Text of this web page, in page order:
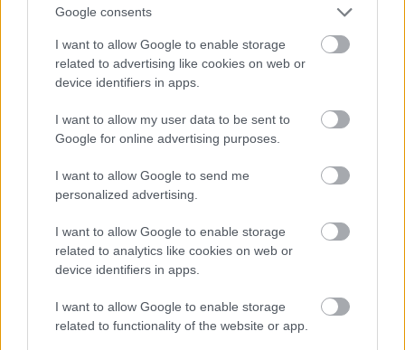
Google consents
I want to allow Google to enable storage
related to advertising like cookies on web or
device identifiers in apps.
I want to allow my user data to be sent to
Google for online advertising purposes.
I want to allow Google to send me
personalized advertising.
I want to allow Google to enable storage
related to analytics like cookies on web or
device identifiers in apps.
I want to allow Google to enable storage
related to functionality of the website or app.
sorprendentemente, para un portero. Alfonso Herrero,
guardameta del Málaga, está siendo el mejor en su puesto
en paradas (95 en total), porterías a cero (11) y también en
penaltis parados (3). Todo este cóctel de grandes
equipo (tercera mejor defensa) ha hecho que sume 183
1. Luis Suárez (Almería, delantero, 4.230.000, 203
puntos)
El jugador con más puntos en la primera vuelta de Comunio
de Segunda es Luis Javier Suárez, ‘Pichichi’ de la categoría
acumula 203 puntos tras una espectacular racha goleadora
desde la jornada 7, en la que ha marcado 13 tantos en 14